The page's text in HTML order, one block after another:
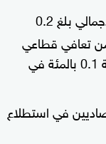
نموا في الناتج المحلي الإجمالي بلغ 0.2
تعافي قطاعي
تجارة التجزئة وبناء المنازل، بعد تراجع بنسبة 0.1 بالمئة في
في استطلاع